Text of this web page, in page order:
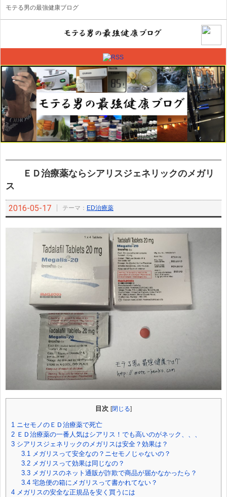
モテる男の最強健康ブログ
ＥＤ治療薬ならシアリスジェネリックのメガリ
ス
2016-05-17 テーマ： ED治療薬
目次 [閉じる]
1 ニセモノのＥＤ治療薬で死亡
2 ＥＤ治療薬の一番人気はシアリス！でも高いのがネック、、、
3 シアリスジェネリックのメガリスは安全？効果は？
3.1
メガリスって安全なの？ニセモノじゃないの？
3.2メガリスって効果は同じなの？
3.3メガリスのネット通販が詐欺で商品が届かなかったら？
3.4宅急便の箱にメガリスって書かれてない？
4 メガリスの安全な正規品を安く買うには